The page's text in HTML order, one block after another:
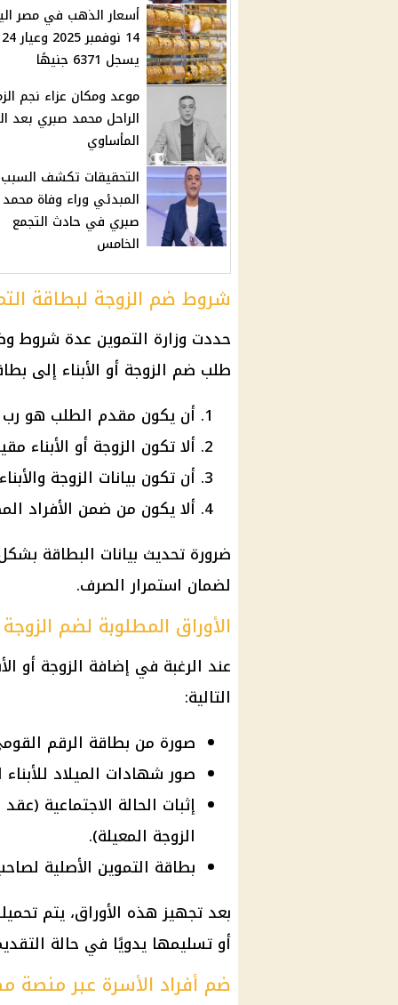
أسعار الذهب في مصر
14 نوفمبر 2025 وعيار 24
يسجل 6371 جنيهًا
موعد ومكان عزاء نجم
الراحل محمد صبري بعد
المأساوي
التحقيقات تكشف السبب
المبدئي وراء وفاة محمد
صبري في حادث التجمع
الخامس
شروط ضم الزوجة لبطاقة
حددت وزارة التموين عدة شروط
طلب ضم الزوجة أو الأبناء إلى
أن يكون مقدم الطلب هو رب
ألا تكون الزوجة أو الأبناء
أن تكون بيانات الزوجة
ألا يكون من ضمن الأفراد
ضرورة تحديث بيانات البطاقة
لضمان استمرار الصرف.
الأوراق المطلوبة لضم الزوجة
عند الرغبة في إضافة الزوجة أو
التالية:
صورة من بطاقة الرقم
صور شهادات الميلاد
إثبات الحالة الاجتماعية
الزوجة المعيلة).
بطاقة التموين الأصلية
بعد تجهيز هذه الأوراق، يتم
أو تسليمها يدويًا في حالة
ضم أفراد الأسرة عبر منصة